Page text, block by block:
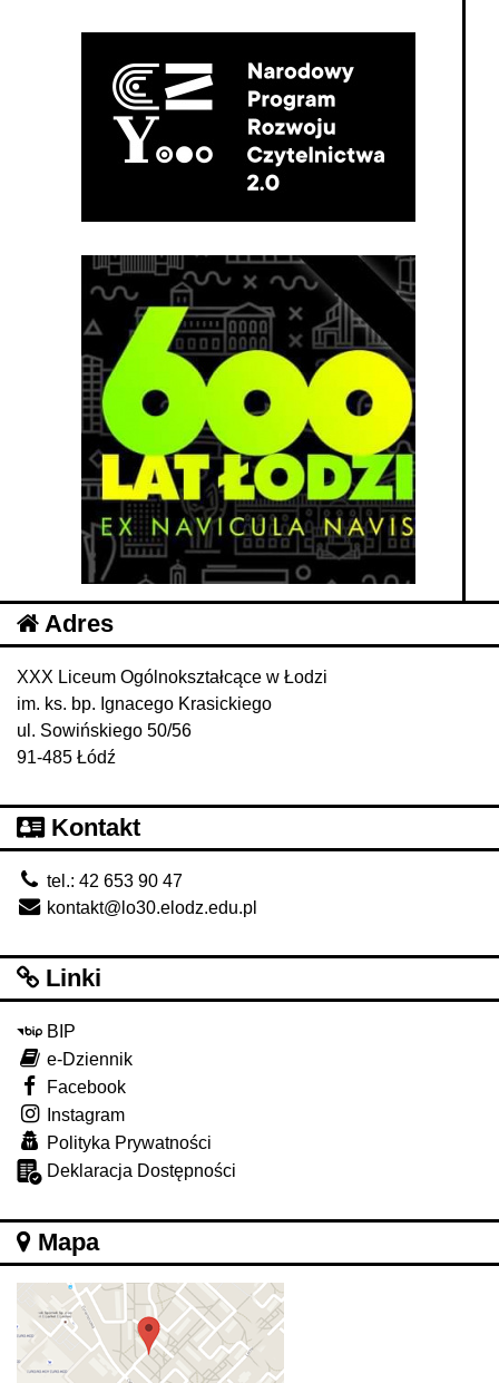
Adres
XXX Liceum Ogólnokształcące w Łodzi
im. ks. bp. Ignacego Krasickiego
ul. Sowińskiego 50/56
91-485 Łódź
Kontakt
tel.: 42 653 90 47
kontakt@lo30.elodz.edu.pl
Linki
BIP
e-Dziennik
Facebook
Instagram
Polityka Prywatności
Deklaracja Dostępności
Mapa